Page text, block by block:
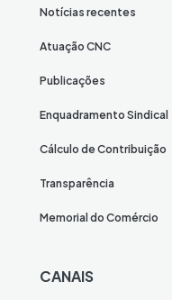
Notícias recentes
Atuação CNC
Publicações
Enquadramento Sindical
Cálculo de Contribuição
Transparência
Memorial do Comércio
CANAIS